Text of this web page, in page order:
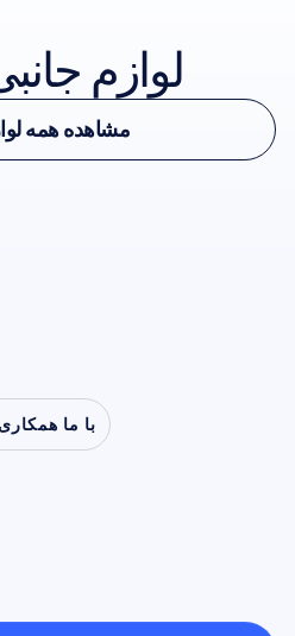
لوازم
Receiver
مشاهده
مشاهده همه
مشاهده همه
با ما
چیزهایی